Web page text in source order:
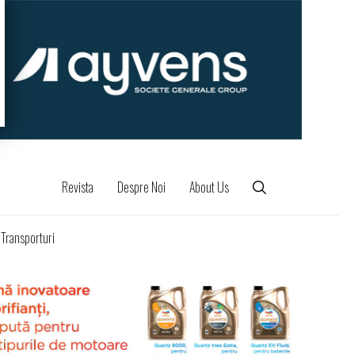
Revista Despre Noi About Us
Transporturi